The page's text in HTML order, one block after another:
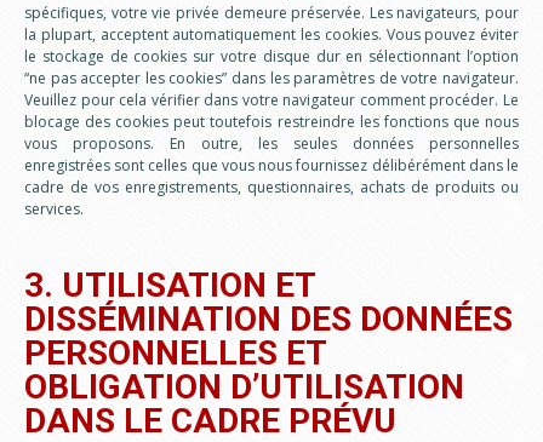
spécifiques, votre vie privée demeure préservée. Les navigateurs, pour
la plupart, acceptent automatiquement les cookies. Vous pouvez éviter
le stockage de cookies sur votre disque dur en sélectionnant l’option
“ne pas accepter les cookies” dans les paramètres de votre navigateur.
Veuillez pour cela vérifier dans votre navigateur comment procéder. Le
blocage des cookies peut toutefois restreindre les fonctions que nous
vous proposons. En outre, les seules données personnelles
enregistrées sont celles que vous nous fournissez délibérément dans le
cadre de vos enregistrements, questionnaires, achats de produits ou
services.
3. UTILISATION ET
DISSÉMINATION DES DONNÉES
PERSONNELLES ET
OBLIGATION D’UTILISATION
DANS LE CADRE PRÉVU